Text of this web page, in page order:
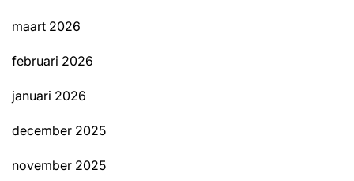
maart 2026
februari 2026
januari 2026
december 2025
november 2025